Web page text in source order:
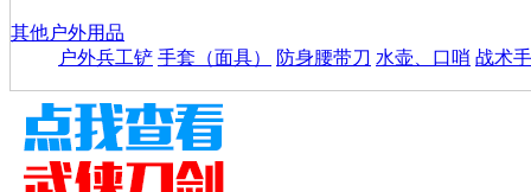
其他户外用品
户外兵工铲 手套（面具） 防身腰带刀 水壶、口哨 战术